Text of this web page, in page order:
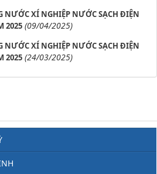
NƯỚC XÍ NGHIỆP NƯỚC SẠCH ĐIỆN
2025 (09/04/2025)
NƯỚC XÍ NGHIỆP NƯỚC SẠCH ĐIỆN
2025 (24/03/2025)